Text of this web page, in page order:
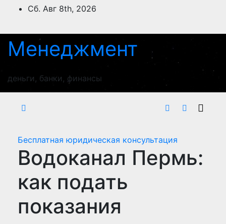
ПерейтиСб. Авг 8th, 2026
Менеджмент
деньги, банки, финансы
Бесплатная юридическая консультация
Водоканал Пермь:
как подать
показания